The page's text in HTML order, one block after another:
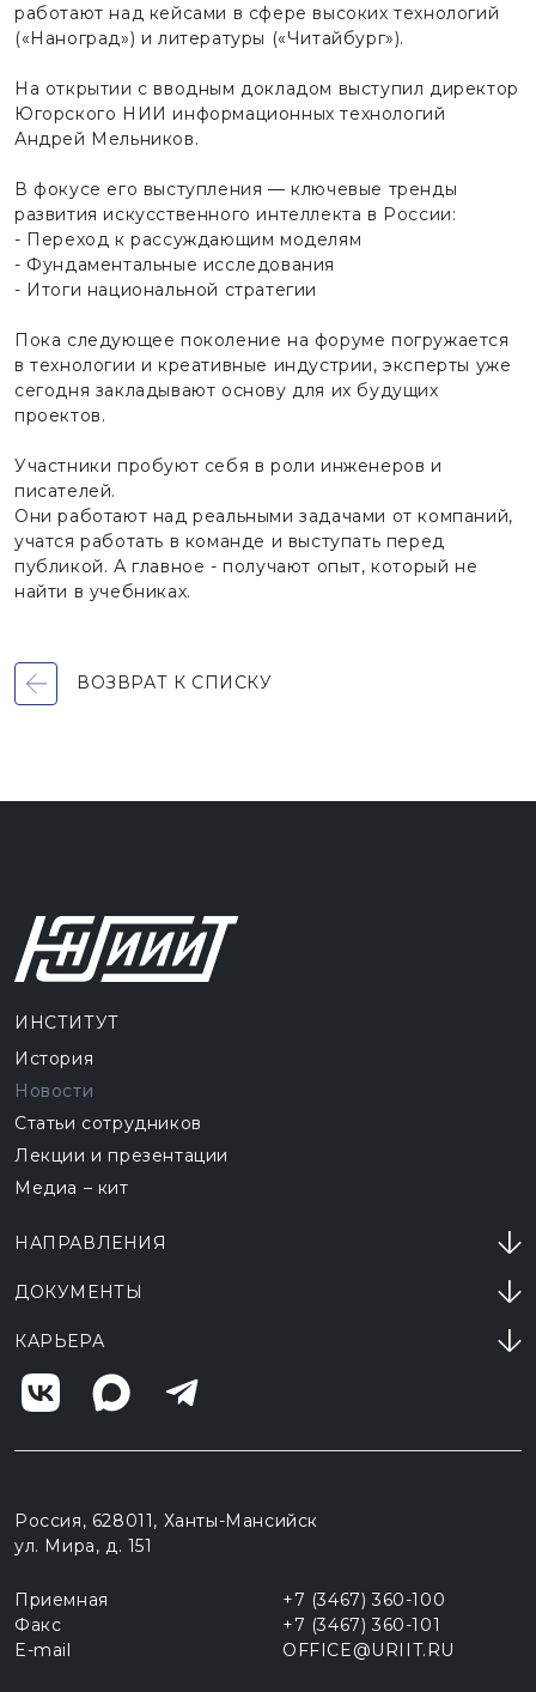
работают над кейсами в сфере высоких технологий
(«Наноград») и литературы («Читайбург»).
На открытии с вводным докладом выступил директор
Югорского НИИ информационных технологий
Андрей Мельников.
В фокусе его выступления — ключевые тренды
развития искусственного интеллекта в России:
- Переход к рассуждающим моделям
- Фундаментальные исследования
- Итоги национальной стратегии
Пока следующее поколение на форуме погружается
в технологии и креативные индустрии, эксперты уже
сегодня закладывают основу для их будущих
проектов.
Участники пробуют себя в роли инженеров и
писателей.
Они работают над реальными задачами от компаний,
учатся работать в команде и выступать перед
публикой. А главное - получают опыт, который не
найти в учебниках.
ВОЗВРАТ К СПИСКУ
ИНСТИТУТ
История
Новости
Статьи сотрудников
Лекции и презентации
Медиа – кит
НАПРАВЛЕНИЯ
ДОКУМЕНТЫ
КАРЬЕРА
Россия, 628011, Ханты-Мансийск
ул. Мира, д. 151
Приемная
+7 (3467) 360-100
Факс
+7 (3467) 360-101
E-mail
OFFICE@URIIT.RU